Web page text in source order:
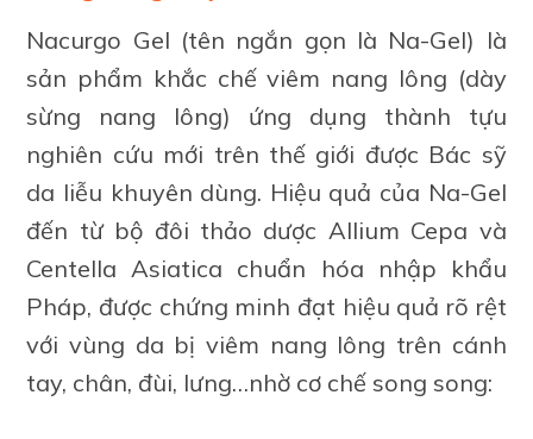
Nacurgo Gel (tên ngắn gọn là Na-Gel) là
sản phẩm khắc chế viêm nang lông (dày
sừng nang lông) ứng dụng thành tựu
nghiên cứu mới trên thế giới được Bác sỹ
da liễu khuyên dùng. Hiệu quả của Na-Gel
đến từ bộ đôi thảo dược Allium Cepa và
Centella Asiatica chuẩn hóa nhập khẩu
Pháp, được chứng minh đạt hiệu quả rõ rệt
với vùng da bị viêm nang lông trên cánh
tay, chân, đùi, lưng…nhờ cơ chế song song: